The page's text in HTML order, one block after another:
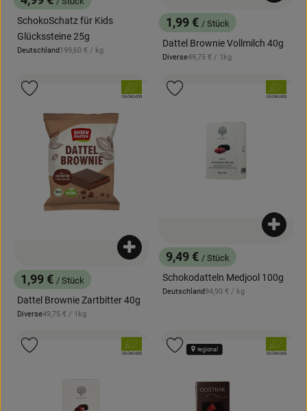
, Preis:
SchokoSchatz für Kids
Glückssteine 25g
, Herkunft:
Deutschland, Referenzpreis:
199,60 € / kg
, Preis:
1,99 € / Stück
Dattel Brownie Vollmilch 40g
, Herkunft:
Diverse, Referenzpreis:
49,75 € / 1kg
, Preis:
1,99 € / Stück
Dattel Brownie Zartbitter 40g
, Herkunft:
Diverse, Referenzpreis:
49,75 € / 1kg
Produkt zum Warenkorb hinzufügen
, Verband:
, Kontrollstelle:
DE-ÖKO-039
Produkt zu Favouriten hinzufügen
, Preis:
9,49 € / Stück
Schokodatteln Medjool 100g
, Herkunft:
Deutschland, Referenzpreis:
94,90 € / kg
, Verband:
, Kontrollstelle:
DE-ÖKO-005
Produkt zu Favouriten hinzufügen
, Verband:
, Kontrollstelle:
DE-ÖKO-005
Produkt zu Favouriten hinzufügen
, Verband:
, Kontrollstelle:
DE-ÖKO-005
regional
Produkt zu Favouriten hinzufügen